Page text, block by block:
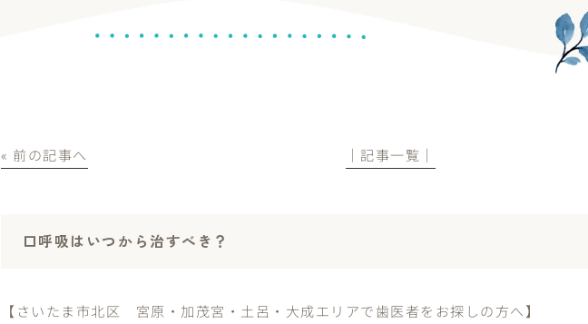
« 前の記事へ │記事一覧│
口呼吸はいつから治すべき？
【さいたま市北区 宮原・加茂宮・土呂・大成エリアで歯医者をお探しの方へ】